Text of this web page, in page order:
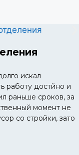
искал
работу достйно и
раньше сроков, за
момент не
со стройки, зато